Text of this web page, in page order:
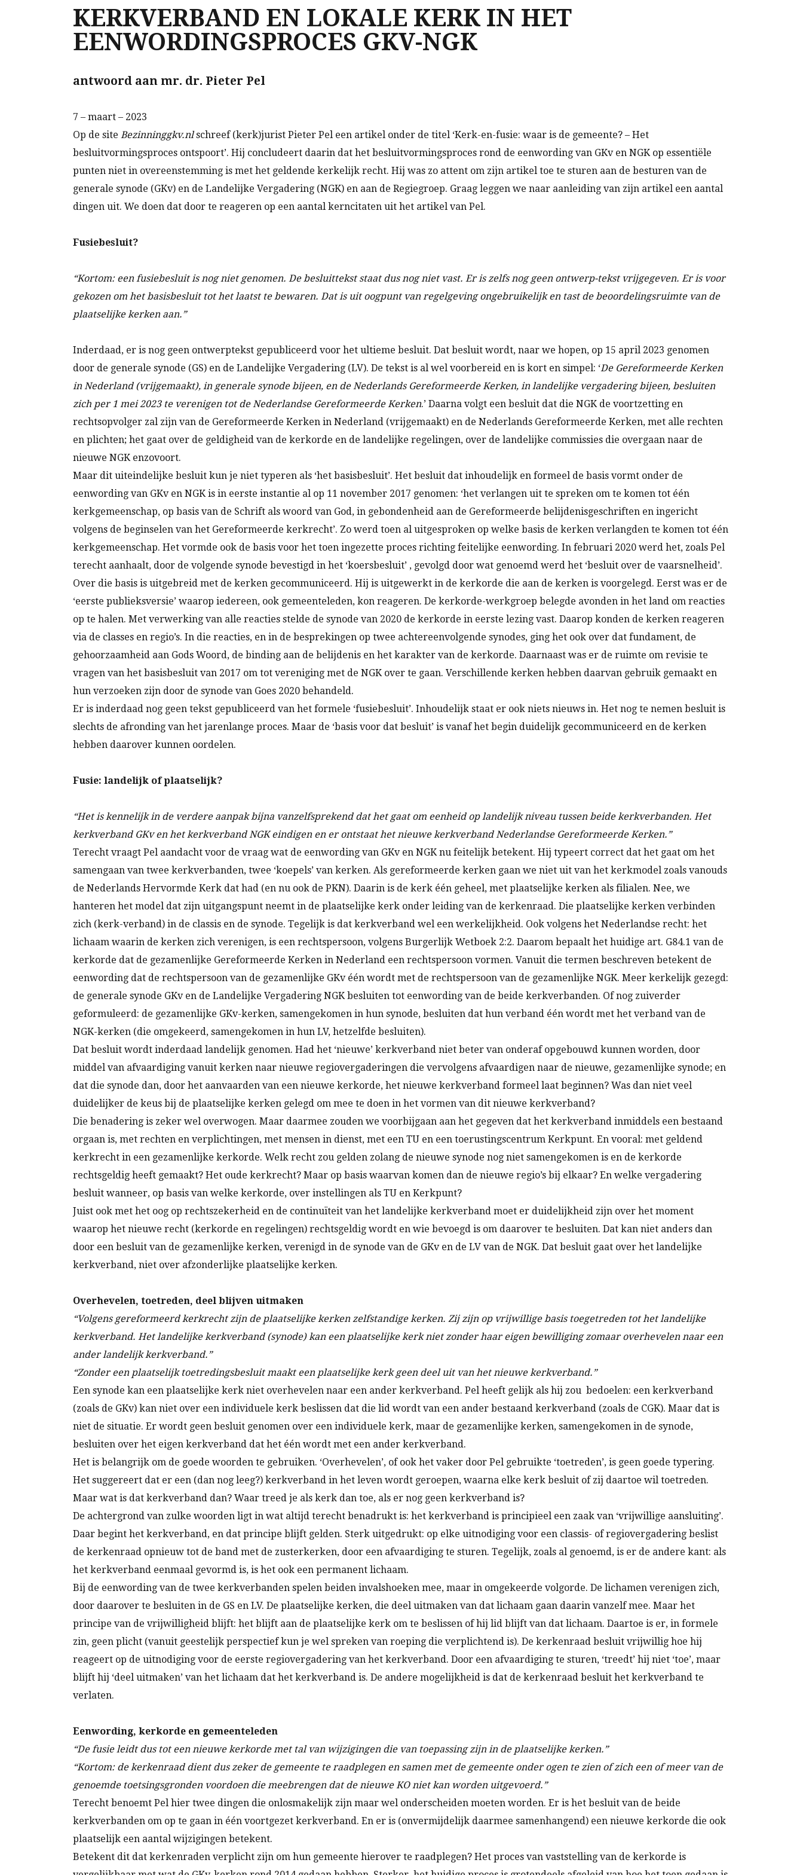
KERKVERBAND EN LOKALE KERK IN HET
EENWORDINGSPROCES GKV-NGK
antwoord aan mr. dr. Pieter Pel
7 – maart – 2023
Op de site Bezinninggkv.nlschreef (kerk)jurist Pieter Pel een artikel onder de titel ‘Kerk-en-fusie: waar is de gemeente? – Het
besluitvormingsproces ontspoort’. Hij concludeert daarin dat het besluitvormingsproces rond de eenwording van GKv en NGK op essentiële
punten niet in overeenstemming is met het geldende kerkelijk recht. Hij was zo attent om zijn artikel toe te sturen aan de besturen van de
generale synode (GKv) en de Landelijke Vergadering (NGK) en aan de Regiegroep. Graag leggen we naar aanleiding van zijn artikel een aantal
dingen uit. We doen dat door te reageren op een aantal kerncitaten uit het artikel van Pel.
Fusiebesluit?
“Kortom: een fusiebesluit is nog niet genomen. De besluittekst staat dus nog niet vast. Er is zelfs nog geen ontwerp-tekst vrijgegeven. Er is voor
gekozen om het basisbesluit tot het laatst te bewaren. Dat is uit oogpunt van regelgeving ongebruikelijk en tast de beoordelingsruimte van de
plaatselijke kerken aan.”
Inderdaad, er is nog geen ontwerptekst gepubliceerd voor het ultieme besluit. Dat besluit wordt, naar we hopen, op 15 april 2023 genomen
door de generale synode (GS) en de Landelijke Vergadering (LV). De tekst is al wel voorbereid en is kort en simpel: ‘De Gereformeerde Kerken
in Nederland (vrijgemaakt), in generale synode bijeen, en de Nederlands Gereformeerde Kerken, in landelijke vergadering bijeen, besluiten
zich per 1 mei 2023 te verenigen tot de Nederlandse Gereformeerde Kerken.’ Daarna volgt een besluit dat die NGK de voortzetting en
rechtsopvolger zal zijn van de Gereformeerde Kerken in Nederland (vrijgemaakt) en de Nederlands Gereformeerde Kerken, met alle rechten
en plichten; het gaat over de geldigheid van de kerkorde en de landelijke regelingen, over de landelijke commissies die overgaan naar de
nieuwe NGK enzovoort.
Maar dit uiteindelijke besluit kun je niet typeren als ‘het basisbesluit’. Het besluit dat inhoudelijk en formeel de basis vormt onder de
eenwording van GKv en NGK is in eerste instantie al op 11 november 2017 genomen: ‘het verlangen uit te spreken om te komen tot één
kerkgemeenschap, op basis van de Schrift als woord van God, in gebondenheid aan de Gereformeerde belijdenisgeschriften en ingericht
volgens de beginselen van het Gereformeerde kerkrecht’. Zo werd toen al uitgesproken op welke basis de kerken verlangden te komen tot één
kerkgemeenschap. Het vormde ook de basis voor het toen ingezette proces richting feitelijke eenwording. In februari 2020 werd het, zoals Pel
terecht aanhaalt, door de volgende synode bevestigd in het ‘koersbesluit’ , gevolgd door wat genoemd werd het ‘besluit over de vaarsnelheid’.
Over die basis is uitgebreid met de kerken gecommuniceerd. Hij is uitgewerkt in de kerkorde die aan de kerken is voorgelegd. Eerst was er de
‘eerste publieksversie’ waarop iedereen, ook gemeenteleden, kon reageren. De kerkorde-werkgroep belegde avonden in het land om reacties
op te halen. Met verwerking van alle reacties stelde de synode van 2020 de kerkorde in eerste lezing vast. Daarop konden de kerken reageren
via de classes en regio’s. In die reacties, en in de besprekingen op twee achtereenvolgende synodes, ging het ook over dat fundament, de
gehoorzaamheid aan Gods Woord, de binding aan de belijdenis en het karakter van de kerkorde. Daarnaast was er de ruimte om revisie te
vragen van het basisbesluit van 2017 om tot vereniging met de NGK over te gaan. Verschillende kerken hebben daarvan gebruik gemaakt en
hun verzoeken zijn door de synode van Goes 2020 behandeld.
Er is inderdaad nog geen tekst gepubliceerd van het formele ‘fusiebesluit’. Inhoudelijk staat er ook niets nieuws in. Het nog te nemen besluit is
slechts de afronding van het jarenlange proces. Maar de ‘basis voor dat besluit’ is vanaf het begin duidelijk gecommuniceerd en de kerken
hebben daarover kunnen oordelen.
Fusie: landelijk of plaatselijk?
“Het is kennelijk in de verdere aanpak bijna vanzelfsprekend dat het gaat om eenheid op landelijk niveau tussen beide kerkverbanden. Het
kerkverband GKv en het kerkverband NGK eindigen en er ontstaat het nieuwe kerkverband Nederlandse Gereformeerde Kerken.”
Terecht vraagt Pel aandacht voor de vraag wat de eenwording van GKv en NGK nu feitelijk betekent. Hij typeert correct dat het gaat om het
samengaan van twee kerkverbanden, twee ‘koepels’ van kerken. Als gereformeerde kerken gaan we niet uit van het kerkmodel zoals vanouds
de Nederlands Hervormde Kerk dat had (en nu ook de PKN). Daarin is de kerk één geheel, met plaatselijke kerken als filialen. Nee, we
hanteren het model dat zijn uitgangspunt neemt in de plaatselijke kerk onder leiding van de kerkenraad. Die plaatselijke kerken verbinden
zich (kerk-verband) in de classis en de synode. Tegelijk is dat kerkverband wel een werkelijkheid. Ook volgens het Nederlandse recht: het
lichaam waarin de kerken zich verenigen, is een rechtspersoon, volgens Burgerlijk Wetboek 2:2. Daarom bepaalt het huidige art. G84.1 van de
kerkorde dat de gezamenlijke Gereformeerde Kerken in Nederland een rechtspersoon vormen. Vanuit die termen beschreven betekent de
eenwording dat de rechtspersoon van de gezamenlijke GKv één wordt met de rechtspersoon van de gezamenlijke NGK. Meer kerkelijk gezegd:
de generale synode GKv en de Landelijke Vergadering NGK besluiten tot eenwording van de beide kerkverbanden. Of nog zuiverder
geformuleerd: de gezamenlijke GKv-kerken, samengekomen in hun synode, besluiten dat hun verband één wordt met het verband van de
NGK-kerken (die omgekeerd, samengekomen in hun LV, hetzelfde besluiten).
Dat besluit wordt inderdaad landelijk genomen. Had het ‘nieuwe’ kerkverband niet beter van onderaf opgebouwd kunnen worden, door
middel van afvaardiging vanuit kerken naar nieuwe regiovergaderingen die vervolgens afvaardigen naar de nieuwe, gezamenlijke synode; en
dat die synode dan, door het aanvaarden van een nieuwe kerkorde, het nieuwe kerkverband formeel laat beginnen? Was dan niet veel
duidelijker de keus bij de plaatselijke kerken gelegd om mee te doen in het vormen van dit nieuwe kerkverband?
Die benadering is zeker wel overwogen. Maar daarmee zouden we voorbijgaan aan het gegeven dat het kerkverband inmiddels een bestaand
orgaan is, met rechten en verplichtingen, met mensen in dienst, met een TU en een toerustingscentrum Kerkpunt. En vooral: met geldend
kerkrecht in een gezamenlijke kerkorde. Welk recht zou gelden zolang de nieuwe synode nog niet samengekomen is en de kerkorde
rechtsgeldig heeft gemaakt? Het oude kerkrecht? Maar op basis waarvan komen dan de nieuwe regio’s bij elkaar? En welke vergadering
besluit wanneer, op basis van welke kerkorde, over instellingen als TU en Kerkpunt?
Juist ook met het oog op rechtszekerheid en de continuïteit van het landelijke kerkverband moet er duidelijkheid zijn over het moment
waarop het nieuwe recht (kerkorde en regelingen) rechtsgeldig wordt en wie bevoegd is om daarover te besluiten. Dat kan niet anders dan
door een besluit van de gezamenlijke kerken, verenigd in de synode van de GKv en de LV van de NGK. Dat besluit gaat over het landelijke
kerkverband, niet over afzonderlijke plaatselijke kerken.
Overhevelen, toetreden, deel blijven uitmaken
“Volgens gereformeerd kerkrecht zijn de plaatselijke kerken zelfstandige kerken. Zij zijn op vrijwillige basis toegetreden tot het landelijke
kerkverband. Het landelijke kerkverband (synode) kan een plaatselijke kerk niet zonder haar eigen bewilliging zomaar overhevelen naar een
ander landelijk kerkverband.”
“Zonder een plaatselijk toetredingsbesluit maakt een plaatselijke kerk geen deel uit van het nieuwe kerkverband.”
Een synode kan een plaatselijke kerk niet overhevelen naar een ander kerkverband. Pel heeft gelijk als hij zou bedoelen: een kerkverband
(zoals de GKv) kan niet over een individuele kerk beslissen dat die lid wordt van een ander bestaand kerkverband (zoals de CGK). Maar dat is
niet de situatie. Er wordt geen besluit genomen over een individuele kerk, maar de gezamenlijke kerken, samengekomen in de synode,
besluiten over het eigen kerkverband dat het één wordt met een ander kerkverband.
Het is belangrijk om de goede woorden te gebruiken. ‘Overhevelen’, of ook het vaker door Pel gebruikte ‘toetreden’, is geen goede typering.
Het suggereert dat er een (dan nog leeg?) kerkverband in het leven wordt geroepen, waarna elke kerk besluit of zij daartoe wil toetreden.
Maar wat is dat kerkverband dan? Waar treed je als kerk dan toe, als er nog geen kerkverband is?
De achtergrond van zulke woorden ligt in wat altijd terecht benadrukt is: het kerkverband is principieel een zaak van ‘vrijwillige aansluiting’.
Daar begint het kerkverband, en dat principe blijft gelden. Sterk uitgedrukt: op elke uitnodiging voor een classis- of regiovergadering beslist
de kerkenraad opnieuw tot de band met de zusterkerken, door een afvaardiging te sturen. Tegelijk, zoals al genoemd, is er de andere kant: als
het kerkverband eenmaal gevormd is, is het ook een permanent lichaam.
Bij de eenwording van de twee kerkverbanden spelen beiden invalshoeken mee, maar in omgekeerde volgorde. De lichamen verenigen zich,
door daarover te besluiten in de GS en LV. De plaatselijke kerken, die deel uitmaken van dat lichaam gaan daarin vanzelf mee. Maar het
principe van de vrijwilligheid blijft: het blijft aan de plaatselijke kerk om te beslissen of hij lid blijft van dat lichaam. Daartoe is er, in formele
zin, geen plicht (vanuit geestelijk perspectief kun je wel spreken van roeping die verplichtend is). De kerkenraad besluit vrijwillig hoe hij
reageert op de uitnodiging voor de eerste regiovergadering van het kerkverband. Door een afvaardiging te sturen, ‘treedt’ hij niet ‘toe’, maar
blijft hij ‘deel uitmaken’ van het lichaam dat het kerkverband is. De andere mogelijkheid is dat de kerkenraad besluit het kerkverband te
verlaten.
Eenwording, kerkorde en gemeenteleden
“De fusie leidt dus tot een nieuwe kerkorde met tal van wijzigingen die van toepassing zijn in de plaatselijke kerken.”
“Kortom: de kerkenraad dient dus zeker de gemeente te raadplegen en samen met de gemeente onder ogen te zien of zich een of meer van de
genoemde toetsingsgronden voordoen die meebrengen dat de nieuwe KO niet kan worden uitgevoerd.”
Terecht benoemt Pel hier twee dingen die onlosmakelijk zijn maar wel onderscheiden moeten worden. Er is het besluit van de beide
kerkverbanden om op te gaan in één voortgezet kerkverband. En er is (onvermijdelijk daarmee samenhangend) een nieuwe kerkorde die ook
plaatselijk een aantal wijzigingen betekent.
Betekent dit dat kerkenraden verplicht zijn om hun gemeente hierover te raadplegen? Het proces van vaststelling van de kerkorde is